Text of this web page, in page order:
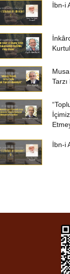
İbn-i
İbn-i